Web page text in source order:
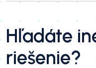
Hľadáte
riešenie?